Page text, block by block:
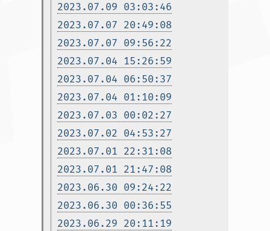
2023.07.09 03:03:46
2023.07.07 20:49:08
2023.07.07 09:56:22
2023.07.04 15:26:59
2023.07.04 06:50:37
2023.07.04 01:10:09
2023.07.03 00:02:27
2023.07.02 04:53:27
2023.07.01 22:31:08
2023.07.01 21:47:08
2023.06.30 09:24:22
2023.06.30 00:36:55
2023.06.29 20:11:19